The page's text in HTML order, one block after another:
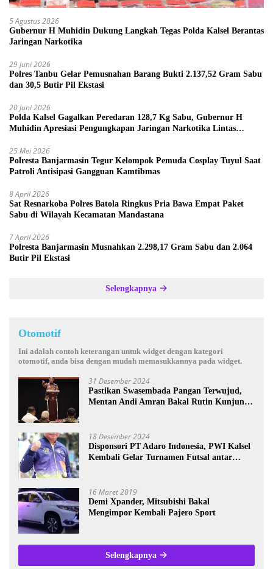
5 Agustus 2026
Gubernur H Muhidin Dukung Langkah Tegas Polda Kalsel Berantas
Jaringan Narkotika
29 Juni 2026
Polres Tanbu Gelar Pemusnahan Barang Bukti 2.137,52 Gram Sabu
dan 30,5 Butir Pil Ekstasi
20 Juni 2026
Polda Kalsel Gagalkan Peredaran 128,7 Kg Sabu, Gubernur H
Muhidin Apresiasi Pengungkapan Jaringan Narkotika Lintas
25 Mei 2026
Polresta Banjarmasin Tegur Kelompok Pemuda Cosplay Tuyul Saat
Patroli Antisipasi Gangguan Kamtibmas
8 April 2026
Sat Resnarkoba Polres Batola Ringkus Pria Bawa Empat Paket
Sabu di Wilayah Kecamatan Mandastana
7 April 2026
Polresta Banjarmasin Musnahkan 2.298,17 Gram Sabu dan 2.064
Butir Pil Ekstasi
Selengkapnya
Otomotif
Ini adalah contoh keterangan untuk widget dengan kategori
otomotif, anda bisa dengan mudah memasukkannya pada widget.
31 Desember 2024
Pastikan Swasembada Pangan Terwujud,
Mentan Andi Amran Bakal Rutin Kunjungi
18 Desember 2024
Disponsori PT Adaro Indonesia, PWI Kalsel
Kembali Gelar Turnamen Futsal antar
16 Maret 2019
Demi Xpander, Mitsubishi Bakal
Mengimpor Kembali Pajero Sport
Selengkapnya